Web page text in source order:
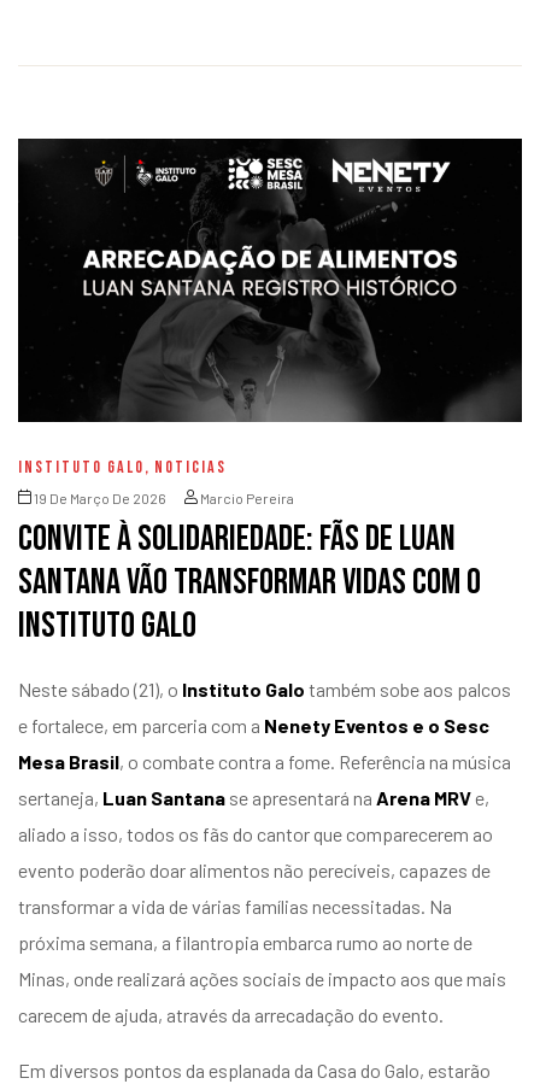
INSTITUTO GALO, NOTICIAS
19 De Março De 2026 Marcio Pereira
Convite à solidariedade: fãs de Luan
Santana vão transformar vidas com o
Instituto Galo
Neste sábado (21), o Instituto Galo também sobe aos palcos
e fortalece, em parceria com a Nenety Eventos e o Sesc
Mesa Brasil, o combate contra a fome. Referência na música
sertaneja, Luan Santana se apresentará na Arena MRVe,
aliado a isso, todos os fãs do cantor que comparecerem ao
evento poderão doar alimentos não perecíveis, capazes de
transformar a vida de várias famílias necessitadas. Na
próxima semana, a filantropia embarca rumo ao norte de
Minas, onde realizará ações sociais de impacto aos que mais
carecem de ajuda, através da arrecadação do evento.
Em diversos pontos da esplanada da Casa do Galo, estarão